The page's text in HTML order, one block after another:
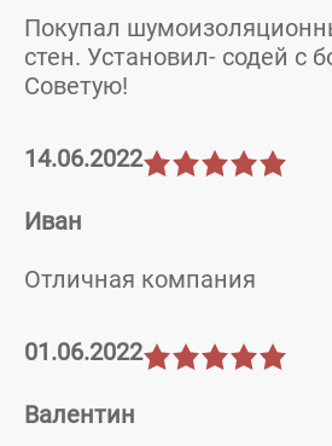
Покупал
стен. Установил- содей с
Советую!
14.06.2022
Иван
Отличная компания
01.06.2022
Валентин